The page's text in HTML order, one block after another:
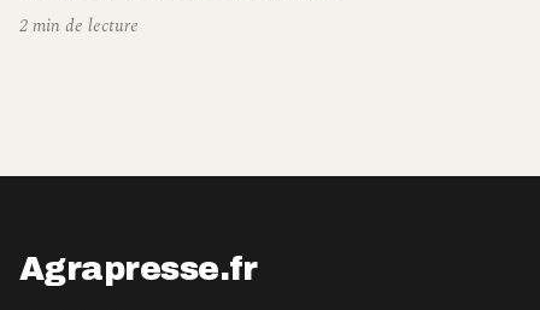
2 min de lecture
Agrapresse.fr